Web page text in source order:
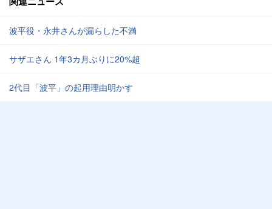
波平役・永井さんが漏らした不満
サザエさん 1年3カ月ぶりに20%超
2代目「波平」の起用理由明かす